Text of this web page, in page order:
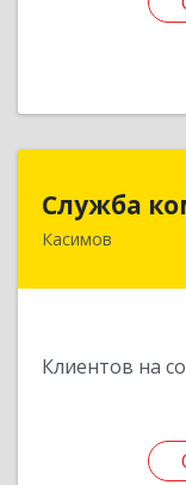
Служба
Касимов
Клиентов на
Служба
391300,